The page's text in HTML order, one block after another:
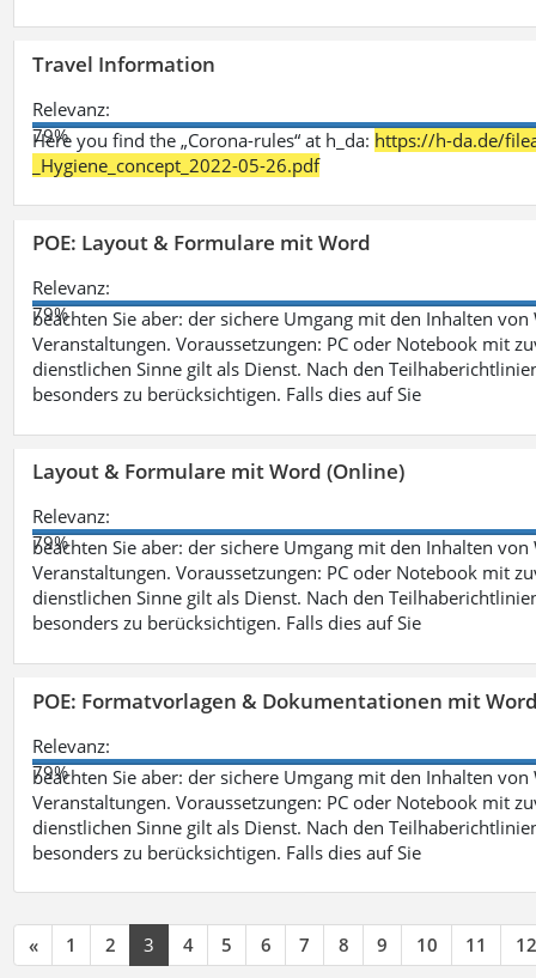
Travel Information
Relevanz:
79%
Here you find the „Corona-rules“ at h_da: https://h-da.de/
_Hygiene_concept_2022-05-26.pdf
POE: Layout & Formulare mit Word
Relevanz:
79%
beachten Sie aber: der sichere Umgang mit den Inhalten
Veranstaltungen. Voraussetzungen: PC oder Notebook mit
dienstlichen Sinne gilt als Dienst. Nach den
besonders zu berücksichtigen. Falls dies auf Sie
Layout & Formulare mit Word (Online)
Relevanz:
79%
beachten Sie aber: der sichere Umgang mit den Inhalten
Veranstaltungen. Voraussetzungen: PC oder Notebook mit
dienstlichen Sinne gilt als Dienst. Nach den
besonders zu berücksichtigen. Falls dies auf Sie
POE: Formatvorlagen & Dokumentationen mit
Relevanz:
79%
beachten Sie aber: der sichere Umgang mit den Inhalten
Veranstaltungen. Voraussetzungen: PC oder Notebook mit
dienstlichen Sinne gilt als Dienst. Nach den
besonders zu berücksichtigen. Falls dies auf Sie
« 1 2 3 4 5 6 7 8 9 10 11 12